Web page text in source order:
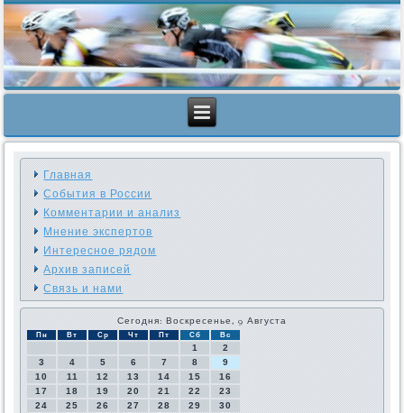
Главная
События в России
Комментарии и анализ
Мнение экспертов
Интересное рядом
Архив записей
Связь и нами
Сегодня: Воскресенье, 9 Августа
Пн Вт Ср Чт Пт Сб Вс
1
2
3
4 5 6 7 8
9
10
11 12 13 14 15
16
17
18 19 20 21 22
23
24
25 26 27 28 29
30